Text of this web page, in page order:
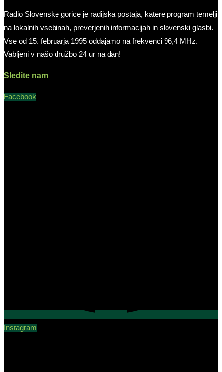
Radio Slovenske gorice je radijska postaja, katere program temelji
na lokalnih vsebinah, preverjenih informacijah in slovenski glasbi.
Vse od 15. februarja 1995 oddajamo na frekvenci 96,4 MHz.
Vabljeni v našo družbo 24 ur na dan!
Sledite nam
Facebook
Instagram